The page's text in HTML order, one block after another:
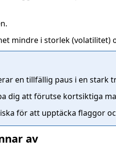
mindre i storlek (volatilitet)
en tillfällig paus i en stark
dig att förutse kortsiktiga
för att upptäcka flaggor
av